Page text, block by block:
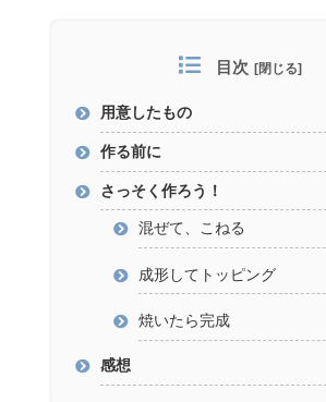
目次
用意したもの
作る前に
さっそく作ろう！
混ぜて、こねる
成形してトッピング
焼いたら完成
感想